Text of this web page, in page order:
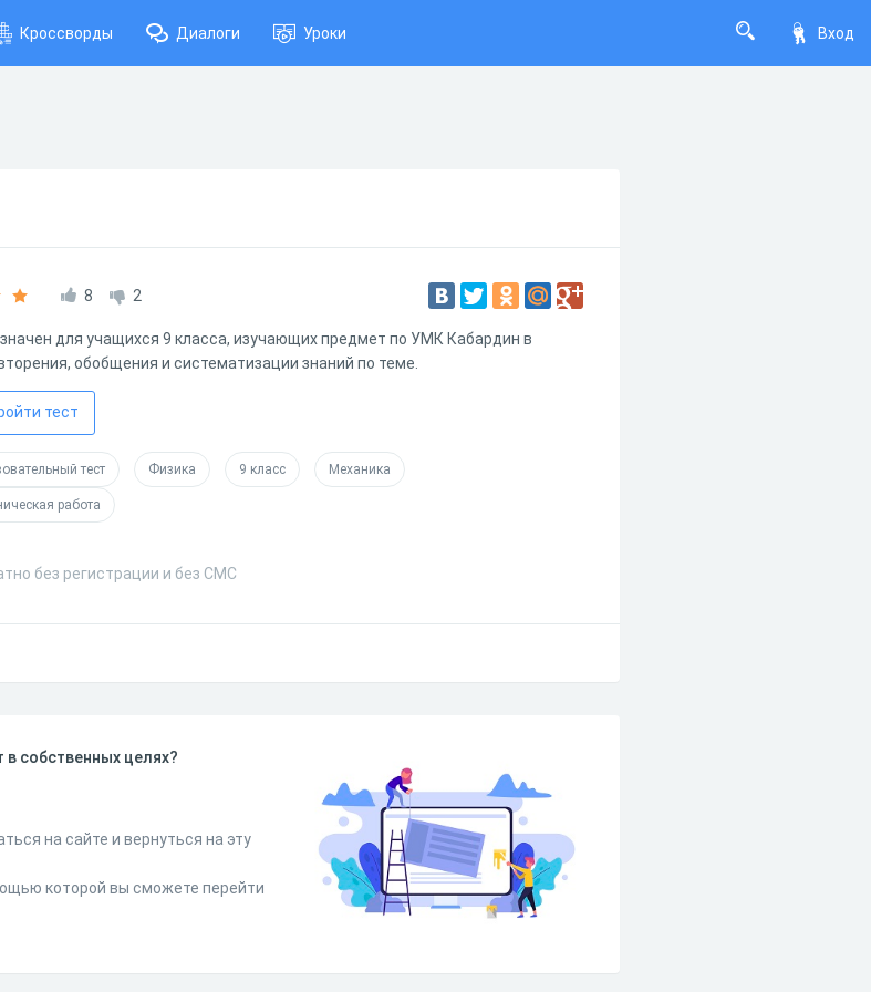
Вход
Кроссворды Диалоги Уроки
8 2
для учащихся 9 класса, изучающих предмет по УМК Кабардин в
обобщения и систематизации знаний по теме.
тест
тест Физика 9 класс Механика
работа
без регистрации и без СМС
в собственных целях?
на сайте и вернуться на эту
которой вы сможете перейти